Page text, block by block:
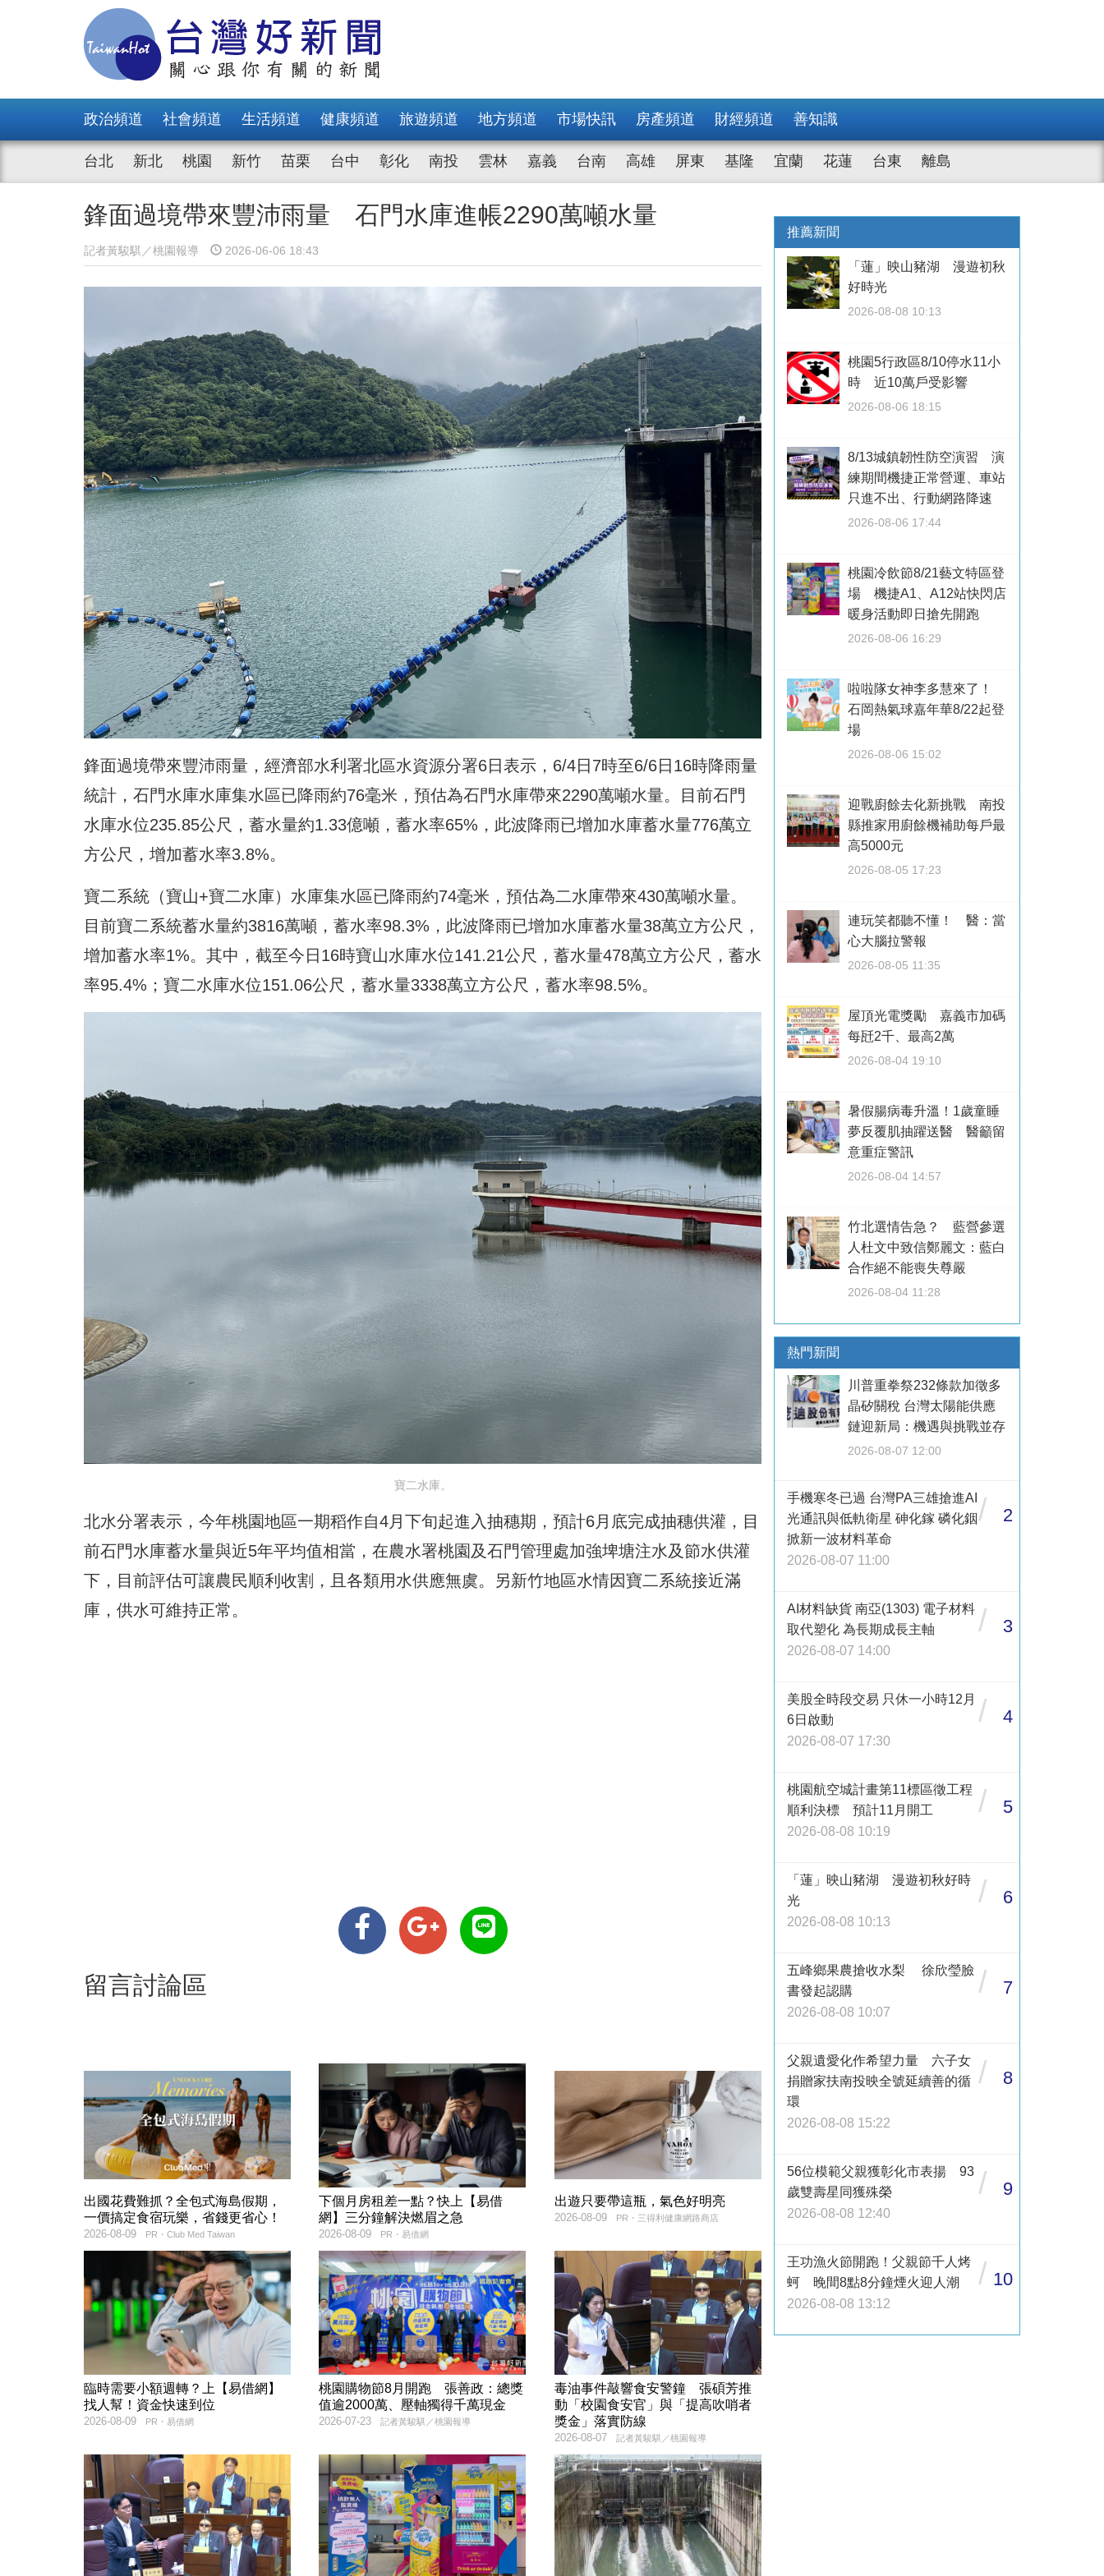
政治頻道 社會頻道 生活頻道 健康頻道 旅遊頻道 地方頻道 市場快訊 房產頻道 財經頻道 善知識
台北 新北 桃園 新竹 苗栗 台中 彰化 南投 雲林 嘉義 台南 高雄 屏東 基隆 宜蘭 花蓮 台東 離島
鋒面過境帶來豐沛雨量 石門水庫進帳2290萬噸水量
記者黃駿騏／桃園報導 2026-06-06 18:43
鋒面過境帶來豐沛雨量，經濟部水利署北區水資源分署6日表示，6/4日7時至6/6日16時降雨量
統計，石門水庫水庫集水區已降雨約76毫米，預估為石門水庫帶來2290萬噸水量。目前石門
水庫水位235.85公尺，蓄水量約1.33億噸，蓄水率65%，此波降雨已增加水庫蓄水量776萬立
方公尺，增加蓄水率3.8%。
寶二系統（寶山+寶二水庫）水庫集水區已降雨約74毫米，預估為二水庫帶來430萬噸水量。
目前寶二系統蓄水量約3816萬噸，蓄水率98.3%，此波降雨已增加水庫蓄水量38萬立方公尺，
增加蓄水率1%。其中，截至今日16時寶山水庫水位141.21公尺，蓄水量478萬立方公尺，蓄水
率95.4%；寶二水庫水位151.06公尺，蓄水量3338萬立方公尺，蓄水率98.5%。
寶二水庫。
北水分署表示，今年桃園地區一期稻作自4月下旬起進入抽穗期，預計6月底完成抽穗供灌，目
前石門水庫蓄水量與近5年平均值相當，在農水署桃園及石門管理處加強埤塘注水及節水供灌
下，目前評估可讓農民順利收割，且各類用水供應無虞。另新竹地區水情因寶二系統接近滿
庫，供水可維持正常。
留言討論區
出國花費難抓？全包式海島假期，
一價搞定食宿玩樂，省錢更省心！
PR・Club Med Taiwan
2026-08-09
下個月房租差一點？快上【易借
網】三分鐘解決燃眉之急
PR・易借網
2026-08-09
出遊只要帶這瓶，氣色好明亮
PR・三得利健康網路商店
2026-08-09
臨時需要小額週轉？上【易借網】
找人幫！資金快速到位
PR・易借網
2026-08-09
桃園購物節8月開跑 張善政：總獎
值逾2000萬、壓軸獨得千萬現金
記者黃駿騏／桃園報導
2026-07-23
毒油事件敲響食安警鐘 張碩芳推
動「校園食安官」與「提高吹哨者
獎金」落實防線
記者黃駿騏／桃園報導
2026-08-07
推薦新聞
「蓮」映山豬湖 漫遊初秋
好時光
2026-08-08 10:13
桃園5行政區8/10停水11小
時 近10萬戶受影響
2026-08-06 18:15
8/13城鎮韌性防空演習 演
練期間機捷正常營運、車站
只進不出、行動網路降速
2026-08-06 17:44
桃園冷飲節8/21藝文特區登
場 機捷A1、A12站快閃店
暖身活動即日搶先開跑
2026-08-06 16:29
啦啦隊女神李多慧來了！
石岡熱氣球嘉年華8/22起登
場
2026-08-06 15:02
迎戰廚餘去化新挑戰 南投
縣推家用廚餘機補助每戶最
高5000元
2026-08-05 17:23
連玩笑都聽不懂！ 醫：當
心大腦拉警報
2026-08-05 11:35
屋頂光電獎勵 嘉義市加碼
每瓩2千、最高2萬
2026-08-04 19:10
暑假腸病毒升溫！1歲童睡
夢反覆肌抽躍送醫 醫籲留
意重症警訊
2026-08-04 14:57
竹北選情告急？ 藍營參選
人杜文中致信鄭麗文：藍白
合作絕不能喪失尊嚴
2026-08-04 11:28
熱門新聞
川普重拳祭232條款加徵多
晶矽關稅 台灣太陽能供應
鏈迎新局：機遇與挑戰並存
2026-08-07 12:00
手機寒冬已過 台灣PA三雄搶進AI
光通訊與低軌衛星 砷化鎵 磷化銦
掀新一波材料革命
2026-08-07 11:00
/ 2
AI材料缺貨 南亞(1303) 電子材料
取代塑化 為長期成長主軸
2026-08-07 14:00
/ 3
美股全時段交易 只休一小時12月
6日啟動
2026-08-07 17:30
/ 4
桃園航空城計畫第11標區徵工程
順利決標 預計11月開工
2026-08-08 10:19
/ 5
「蓮」映山豬湖 漫遊初秋好時
光
2026-08-08 10:13
/ 6
五峰鄉果農搶收水梨 徐欣瑩臉
書發起認購
2026-08-08 10:07
/ 7
父親遺愛化作希望力量 六子女
捐贈家扶南投映全號延續善的循
環
2026-08-08 15:22
/ 8
56位模範父親獲彰化市表揚 93
歲雙壽星同獲殊榮
2026-08-08 12:40
/ 9
王功漁火節開跑！父親節千人烤
蚵 晚間8點8分鐘煙火迎人潮
2026-08-08 13:12
/ 10